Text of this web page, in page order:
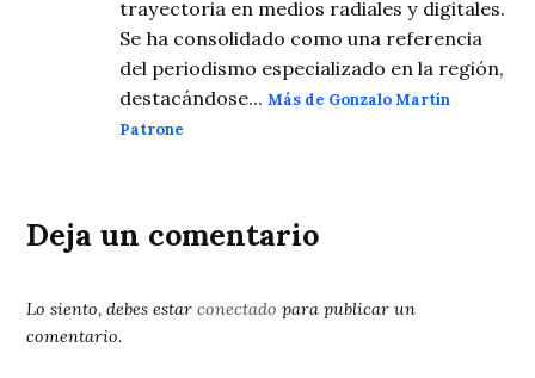
trayectoria en medios radiales y digitales.
Se ha consolidado como una referencia
del periodismo especializado en la región,
destacándose...Más de Gonzalo Martín
Patrone
Deja un comentario
Lo siento, debes estarconectado para publicar un
comentario.